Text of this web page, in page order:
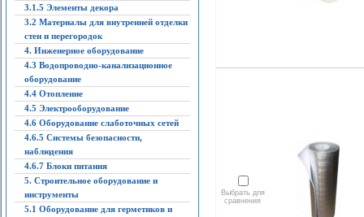
3.1.5 Элементы декора
3.2 Материалы для внутренней отделки
стен и перегородок
4. Инженерное оборудование
4.3 Водопроводно-канализационное
оборудование
4.4 Отопление
4.5 Электрооборудование
4.6 Оборудование слаботочных сетей
4.6.5 Системы безопасности,
наблюдения
4.6.7 Блоки питания
5. Строительное оборудование и
инструменты
5.1 Оборудование для герметиков и
Выбрать для
сравнения